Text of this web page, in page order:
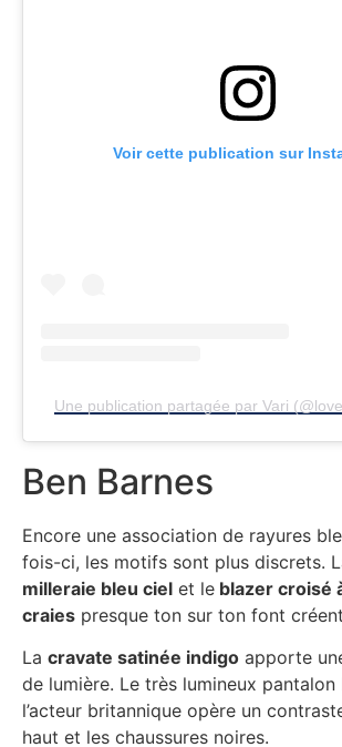
Voir cette publication sur
Une publication partagée par Vari
Ben Barnes
Encore une association de rayures
fois-ci, les motifs sont plus discrets.
milleraie bleu ciel et le blazer croisé
craies presque ton sur ton font
La cravate satinée indigo apporte
de lumière. Le très lumineux pantalon
l’acteur britannique opère un
haut et les chaussures noires.